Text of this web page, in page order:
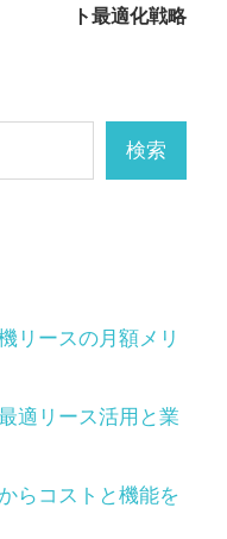
ト最適化戦略
検索
リースの月額メリ
適リース活用と業
らコストと機能を